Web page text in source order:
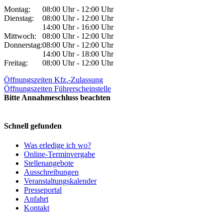
Montag:
08:00 Uhr - 12:00 Uhr
Dienstag:
08:00 Uhr - 12:00 Uhr
14:00 Uhr - 16:00 Uhr
Mittwoch:
08:00 Uhr - 12:00 Uhr
Donnerstag:08:00 Uhr - 12:00 Uhr
14:00 Uhr - 18:00 Uhr
Freitag:
08:00 Uhr - 12:00 Uhr
Öffnungszeiten Kfz.-Zulassung
Öffnungszeiten Führerscheinstelle
Bitte Annahmeschluss beachten
Schnell gefunden
Was erledige ich wo?
Online-Terminvergabe
Stellenangebote
Ausschreibungen
Veranstaltungskalender
Presseportal
Anfahrt
Kontakt